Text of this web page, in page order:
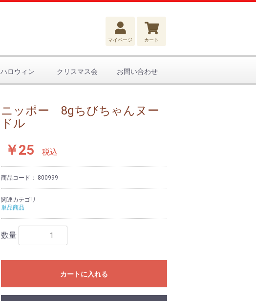
マイページ カート
ハロウィン クリスマス会 お問い合わせ
ニッポー 8gちびちゃんヌー
ドル
￥25 税込
商品コード： 800999
関連カテゴリ
単品商品
数量
カートに入れる